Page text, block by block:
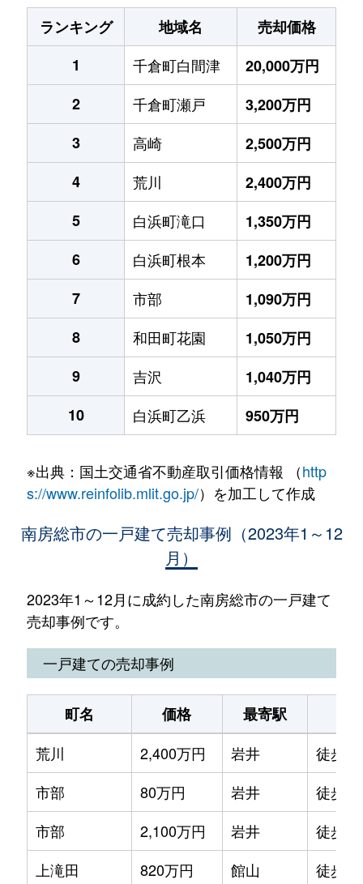
ランキング
地域名
売却価格
1
千倉町白間津
20,000万円
2
千倉町瀬戸
3,200万円
3
高崎
2,500万円
4
荒川
2,400万円
5
白浜町滝口
1,350万円
6
白浜町根本
1,200万円
7
市部
1,090万円
8
和田町花園
1,050万円
9
吉沢
1,040万円
10
白浜町乙浜 950万円
※出典：国土交通省不動産取引価格情報 （http
s://www.reinfolib.mlit.go.jp/）を加工して作成
南房総市の一戸建て売却事例（2023年1～12
月）
2023年1～12月に成約した南房総市の一戸建て
売却事例です。
一戸建ての売却事例
町名 価格 最寄駅
荒川
2,400万円 岩井
徒歩2
市部
80万円 岩井
徒歩
市部
2,100万円 岩井
徒歩4
上滝田
820万円 館山
徒歩2